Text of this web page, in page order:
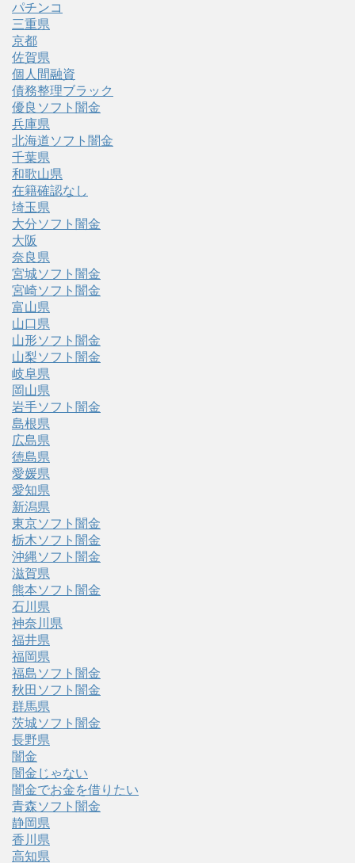
パチンコ
三重県
京都
佐賀県
個人間融資
債務整理ブラック
優良ソフト闇金
兵庫県
北海道ソフト闇金
千葉県
和歌山県
在籍確認なし
埼玉県
大分ソフト闇金
大阪
奈良県
宮城ソフト闇金
宮崎ソフト闇金
富山県
山口県
山形ソフト闇金
山梨ソフト闇金
岐阜県
岡山県
岩手ソフト闇金
島根県
広島県
徳島県
愛媛県
愛知県
新潟県
東京ソフト闇金
栃木ソフト闇金
沖縄ソフト闇金
滋賀県
熊本ソフト闇金
石川県
神奈川県
福井県
福岡県
福島ソフト闇金
秋田ソフト闇金
群馬県
茨城ソフト闇金
長野県
闇金
闇金じゃない
闇金でお金を借りたい
青森ソフト闇金
静岡県
香川県
高知県